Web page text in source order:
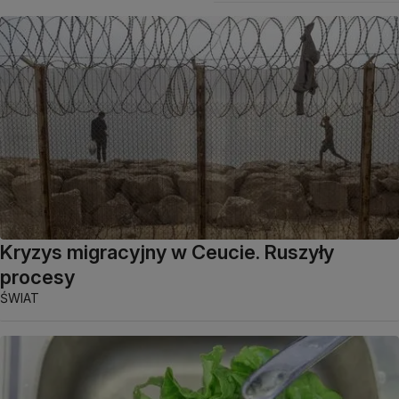
Kryzys migracyjny w Ceucie. Ruszyły
procesy
ŚWIAT